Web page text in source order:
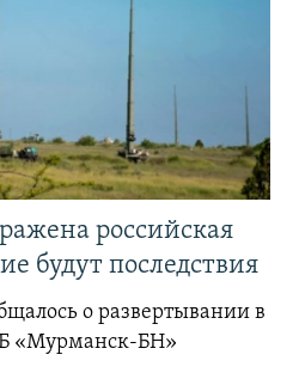
российская
будут последствия
о развертывании в
«Мурманск-БН»